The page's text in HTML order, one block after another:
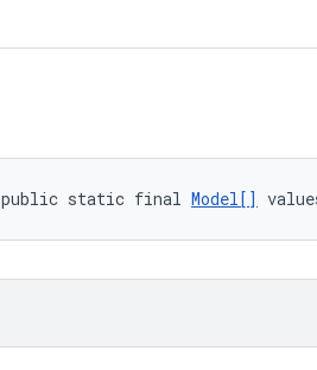
public static final Model[]